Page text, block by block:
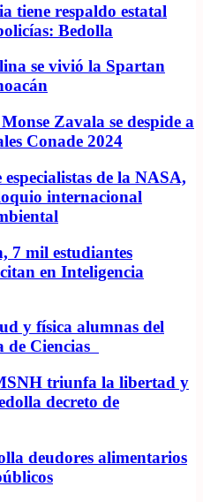
tiene respaldo estatal
Bedolla
se vivió la Spartan
Zavala se despide a
Conade 2024
de la NASA,
internacional
7 mil estudiantes
en Inteligencia
y física alumnas del
de Ciencias
triunfa la libertad y
decreto de
deudores alimentarios